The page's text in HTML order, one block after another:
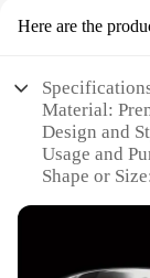
Here are the
Material:
Design and
Usage and
Shape or
Parts and